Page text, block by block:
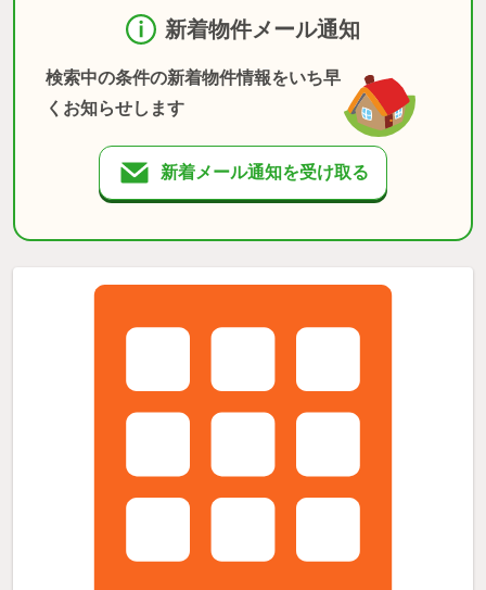
新着物件メール通知
検索中の条件の新着物件情報をいち早
くお知らせします
新着メール通知を受け取る